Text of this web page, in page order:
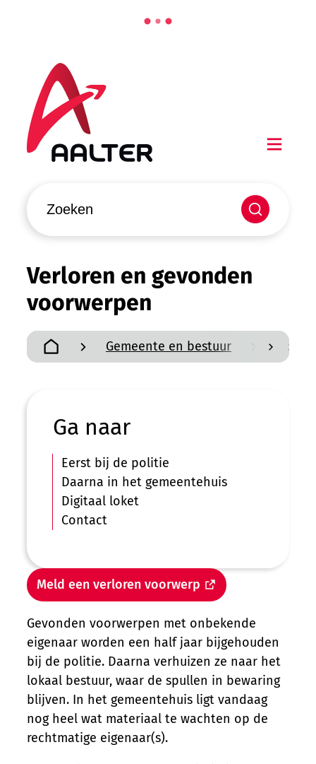
Aalter
Zoeken
Verloren en gevonden
voorwerpen
scroll
Startpagina
Gemeente en bestuur
Ga naar
Eerst bij de politie
Daarna in het gemeentehuis
Digitaal loket
Contact
Meld een verloren voorwerp
Gevonden voorwerpen met onbekende
eigenaar worden een half jaar bijgehouden
bij de politie. Daarna verhuizen ze naar het
lokaal bestuur, waar de spullen in bewaring
blijven. In het gemeentehuis ligt vandaag
nog heel wat materiaal te wachten op de
rechtmatige eigenaar(s).